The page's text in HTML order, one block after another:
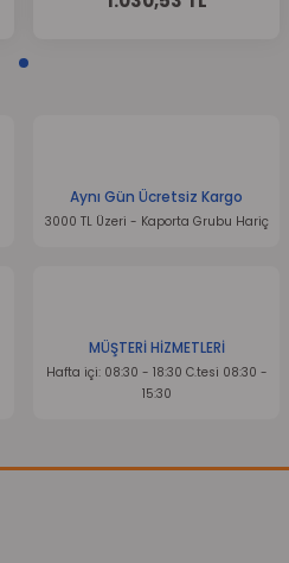
Aynı Gün Ücretsiz Kargo
3000 TL Üzeri - Kaporta Grubu Hariç
MÜŞTERİ HİZMETLERİ
Hafta içi: 08:30 - 18:30 C.tesi 08:30 -
15:30